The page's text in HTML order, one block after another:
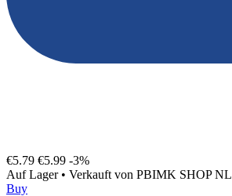
€5.79 €5.99 -3%
Auf Lager • Verkauft von PBIMK SHOP NL
Buy